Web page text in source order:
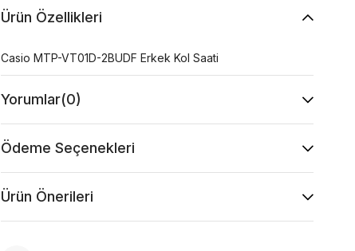
Ürün Özellikleri
Casio MTP-VT01D-2BUDF Erkek Kol Saati
Yorumlar(0)
Ödeme Seçenekleri
Ürün Önerileri